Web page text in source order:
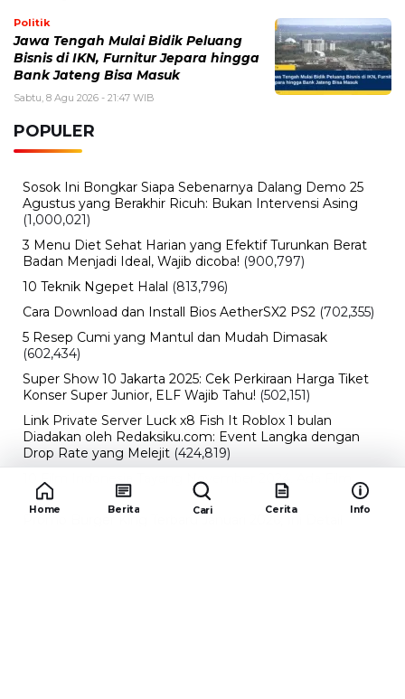
Politik
Jawa Tengah Mulai Bidik Peluang
Bisnis di IKN, Furnitur Jepara hingga
Bank Jateng Bisa Masuk
Sabtu, 8 Agu 2026 - 21:47 WIB
POPULER
Sosok Ini Bongkar Siapa Sebenarnya Dalang Demo 25
Agustus yang Berakhir Ricuh: Bukan Intervensi Asing
(1,000,021)
3 Menu Diet Sehat Harian yang Efektif Turunkan Berat
Badan Menjadi Ideal, Wajib dicoba! (900,797)
10 Teknik Ngepet Halal (813,796)
Cara Download dan Install Bios AetherSX2 PS2 (702,355)
5 Resep Cumi yang Mantul dan Mudah Dimasak
(602,434)
Super Show 10 Jakarta 2025: Cek Perkiraan Harga Tiket
Konser Super Junior, ELF Wajib Tahu! (502,151)
Link Private Server Luck x8 Fish It Roblox 1 bulan
Diadakan oleh Redaksiku.com: Event Langka dengan
Drop Rate yang Melejit (424,819)
10 Film Indonesia Tayang November 2024, Ada Film
Wulan Guritno! (352,096)
Home Berita Cari Cerita Info